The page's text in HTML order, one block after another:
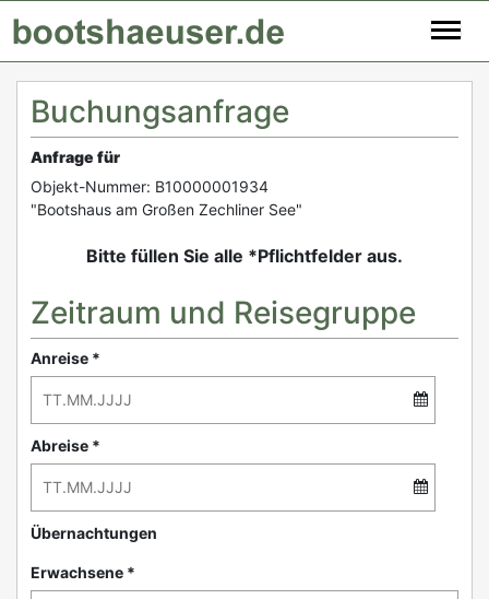
Buchungsanfrage
Anfrage für
Objekt-Nummer: B10000001934
"Bootshaus am Großen Zechliner See"
Bitte füllen Sie alle *Pflichtfelder aus.
Zeitraum und Reisegruppe
Anreise *
Abreise *
Übernachtungen
Erwachsene *